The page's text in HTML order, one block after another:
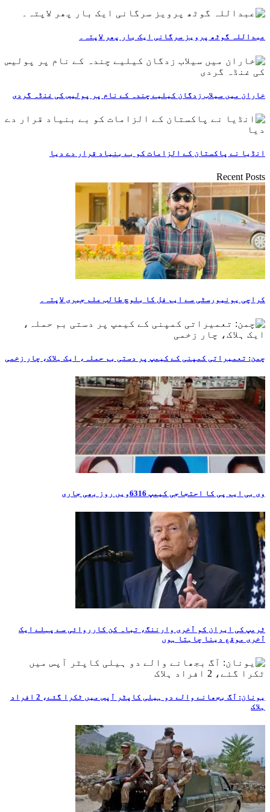
عبداللہ گوٹھ پرویز سرگانی ایک بار پھر لاپتہ۔
خاران میں سیلاب زدگان کیلیے چندہ کے نام پر پولیس کی غنڈہ گردی
انڈیا نے پاکستان کے الزامات کو بے بنیاد قرار دے دیا
Recent Posts
کراچی یونیورسٹی سے ایم فل کا بلوچ طالب علم جبری لاپتہ۔
چمن: تعمیراتی کمپنی کے کیمپ پر دستی بم حملہ، ایک ہلاک، چار زخمی
وی بی ایم پی کا احتجاجی کیمپ 6316ویں روز بھی جاری
ٹرمپ کی ایران کو آخری وارننگ، تباہ کن کارروائی سے پہلے ایک
آخری موقع دینا چاہتا ہوں
یونان: آگ بجھانے والے دو ہیلی کاپٹر آپس میں ٹکرا گئے، 2 افراد
ہلاک